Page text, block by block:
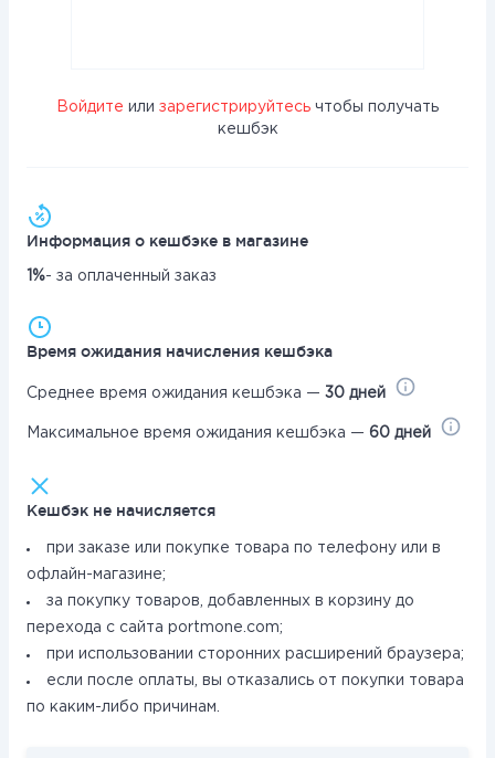
Войдите или зарегистрируйтесь чтобы получать
кешбэк
Информация о кешбэке в магазине
1%- за оплаченный заказ
Время ожидания начисления кешбэка
Среднее время ожидания кешбэка — 30 дней
Максимальное время ожидания кешбэка — 60 дней
Кешбэк не начисляется
при заказе или покупке товара по телефону или в
офлайн-магазине;
за покупку товаров, добавленных в корзину до
перехода с сайта portmone.com;
при использовании сторонних расширений браузера;
если после оплаты, вы отказались от покупки товара
по каким-либо причинам.